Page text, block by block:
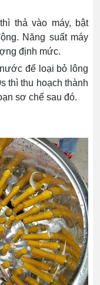
thả vào máy, bật
Năng suất máy
định mức.
để loại bỏ lông
thì thu hoạch thành
sơ chế sau đó.